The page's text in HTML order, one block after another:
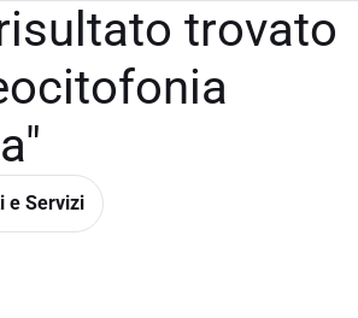
trovato
e Servizi